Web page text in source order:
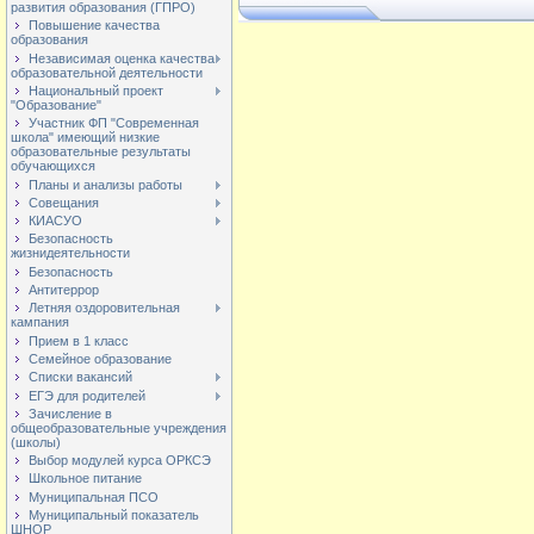
развития образования (ГПРО)
Повышение качества
образования
Независимая оценка качества
образовательной деятельности
Национальный проект
"Образование"
Участник ФП "Современная
школа" имеющий низкие
образовательные результаты
обучающихся
Планы и анализы работы
Совещания
КИАСУО
Безопасность
жизнидеятельности
Безопасность
Антитеррор
Летняя оздоровительная
кампания
Прием в 1 класс
Семейное образование
Списки вакансий
ЕГЭ для родителей
Зачисление в
общеобразовательные учреждения
(школы)
Выбор модулей курса ОРКСЭ
Школьное питание
Муниципальная ПСО
Муниципальный показатель
ШНОР